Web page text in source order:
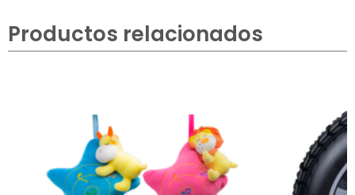
Productos relacionados